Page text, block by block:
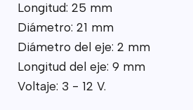
Longitud: 25 mm
Diámetro: 21 mm
Diámetro del eje: 2 mm
Longitud del eje: 9 mm
Voltaje: 3 - 12 V.